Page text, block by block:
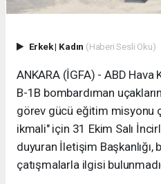
Erkek| Kadın (Haberi Sesli Oku)
ANKARA (İGFA) - ABD Hava
B-1B bombardıman
görev gücü eğitim misyonu
ikmali" için 31 Ekim Salı
duyuran İletişim Başkanlığı,
çatışmalarla ilgisi